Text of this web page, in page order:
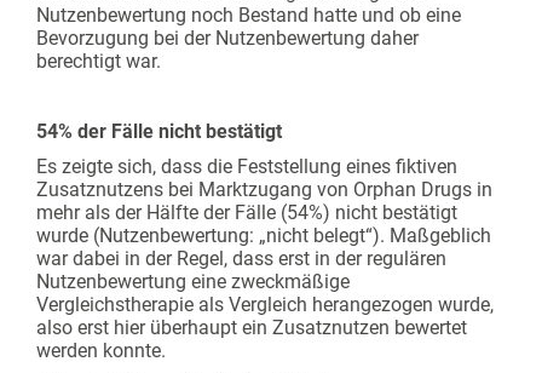
Nutzenbewertung noch Bestand hatte und ob eine
Bevorzugung bei der Nutzenbewertung daher
berechtigt war.
54% der Fälle nicht bestätigt
Es zeigte sich, dass die Feststellung eines fiktiven
Zusatznutzens bei Marktzugang von Orphan Drugs in
mehr als der Hälfte der Fälle (54%) nicht bestätigt
wurde (Nutzenbewertung: „nicht belegt“). Maßgeblich
war dabei in der Regel, dass erst in der regulären
Nutzenbewertung eine zweckmäßige
Vergleichstherapie als Vergleich herangezogen wurde,
also erst hier überhaupt ein Zusatznutzen bewertet
werden konnte.